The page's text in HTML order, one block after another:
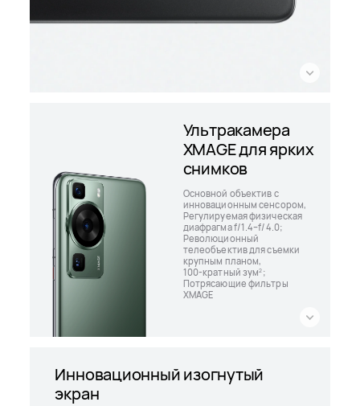
Ультракамера
XMAGE для ярких
снимков
Основной объектив с
инновационным сенсором,
Регулируемая физическая
диафрагмаf/1.4–f/4.0;
Революционный
телеобъектив для съемки
крупным планом,
100-кратный зум2 ;
Потрясающие фильтры
XMAGE
Инновационный изогнутый
экран